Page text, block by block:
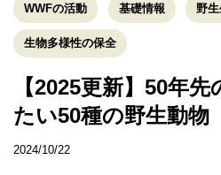
WWFの活動 基礎情報 野
生物多様性の保全
【2025更新】50年
たい50種の野生動物
2024/10/22